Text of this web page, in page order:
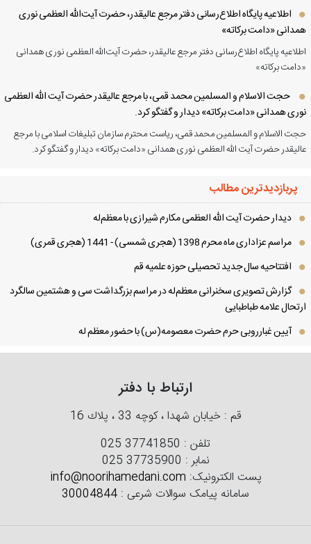
اطلاعیه پایگاه اطلاع‌رسانی دفتر مرجع عالیقدر، حضرت آیت‌الله العظمی نوری
«دامت برکاته»
پایگاه اطلاع‌رسانی دفتر مرجع عالیقدر، حضرت آیت‌الله العظمی نوری همدانی
برکاته»
حجت الاسلام و المسلمین محمد قمی، با مرجع عالیقدر حضرت آیت الله العظمی
همدانی «دامت برکاته» دیدار و گفتگو کرد.
الاسلام و المسلمین محمد قمی، ریاست محترم سازمان تبلیغات اسلامی با مرجع
حضرت آیت الله العظمی نوری همدانی «دامت برکاته» دیدار و گفتگو کرد.
پربازدیدترین مطالب
دیدار حضرت آیت الله العظمی مكارم شیرازی با معظم‌له
مراسم عزاداری ماه محرم 1398 (هجری شمسی) - 1441 (هجری قمری)
افتتاحیه سال جدید تحصیلی حوزه علمیه قم
گزارش تصویری سخنرانی معظم‌له در مراسم بزرگداشت سی و هشتمین سالگرد
علامه طباطبایی
آیین غبارروبی حرم حضرت معصومه(س) با حضور معظم له
ارتباط با دفتر
قم : خیابان شهدا ، كوچه 33 ، پلاك 16
تلفن :025 37741850
نمابر :025 37735900
پست الکترونیک:info@noorihamedani.com
سامانه پیامک سوالات شرعی : 30004844